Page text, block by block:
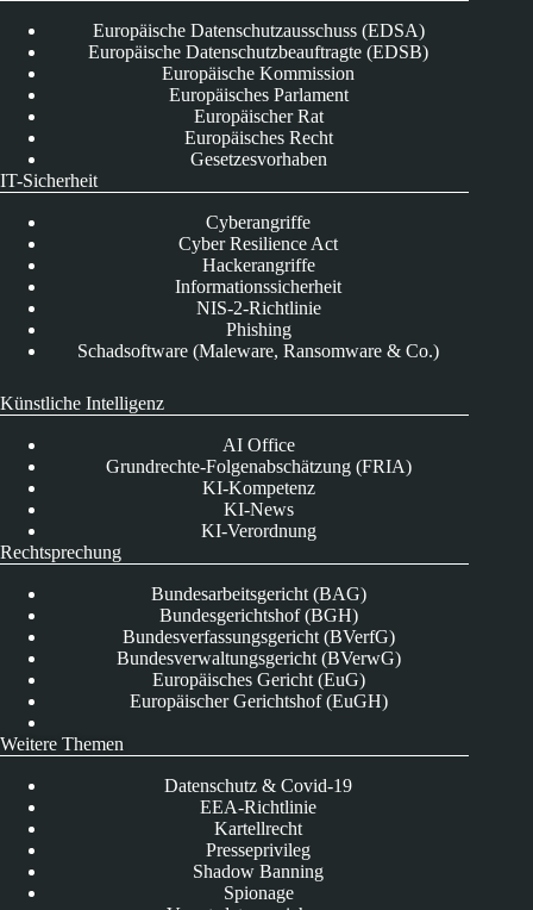
Europäische Datenschutzausschuss (EDSA)
Europäische Datenschutzbeauftragte (EDSB)
Europäische Kommission
Europäisches Parlament
Europäischer Rat
Europäisches Recht
Gesetzesvorhaben
IT-Sicherheit
Cyberangriffe
Cyber Resilience Act
Hackerangriffe
Informationssicherheit
NIS-2-Richtlinie
Phishing
Schadsoftware (Maleware, Ransomware & Co.)
Künstliche Intelligenz
AI Office
Grundrechte-Folgenabschätzung (FRIA)
KI-Kompetenz
KI-News
KI-Verordnung
Rechtsprechung
Bundesarbeitsgericht (BAG)
Bundesgerichtshof (BGH)
Bundesverfassungsgericht (BVerfG)
Bundesverwaltungsgericht (BVerwG)
Europäisches Gericht (EuG)
Europäischer Gerichtshof (EuGH)
Weitere Themen
Datenschutz & Covid-19
EEA-Richtlinie
Kartellrecht
Presseprivileg
Shadow Banning
Spionage